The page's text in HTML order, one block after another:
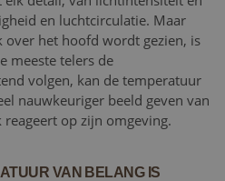
en luchtcirculatie. Maar
over het hoofd wordt gezien, is
meeste telers de
volgen, kan de temperatuur
nauwkeuriger beeld geven van
op zijn omgeving.
VAN BELANG IS